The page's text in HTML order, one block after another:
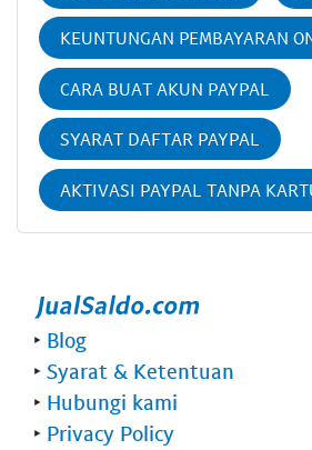
KEUNTUNGAN PEMBAYARAN
CARA BUAT AKUN PAYPAL
SYARAT DAFTAR PAYPAL
AKTIVASI PAYPAL TANPA
‣ Blog
‣ Syarat & Ketentuan
‣ Hubungi kami
‣ Privacy Policy